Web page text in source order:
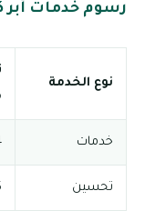
رسوم خدمات
نوع الخدمة
خدمات
تحسين